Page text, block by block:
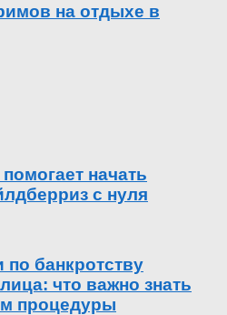
на отдыхе в
начать
с нуля
по банкротству
что важно знать
процедуры